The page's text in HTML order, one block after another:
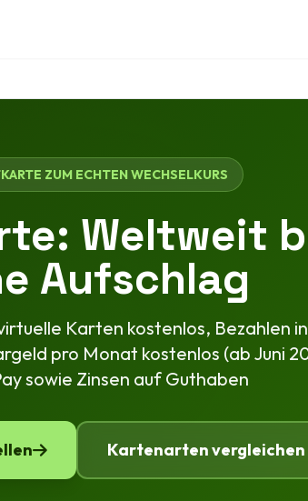
ZUM ECHTEN WECHSELKURS
Weltweit
Aufschlag
Karten kostenlos, Bezahlen
pro Monat kostenlos (ab Juni
sowie Zinsen auf Guthaben
Kartenarten vergleichen